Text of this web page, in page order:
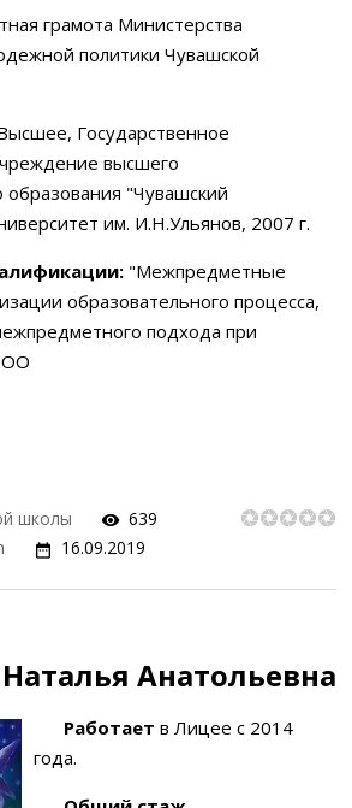
грамота Министерства
политики Чувашской
Государственное
высшего
образования "Чувашский
им. И.Н.Ульянов, 2007 г.
"Межпредметные
образовательного процесса,
подхода при
школы
639
16.09.2019
Анатольевна
Работает в Лицее с 2014
года.